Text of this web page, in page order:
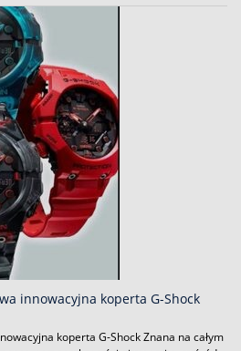
innowacyjna koperta G-Shock
koperta G-Shock Znana na całym